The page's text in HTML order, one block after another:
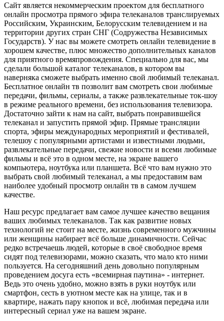
Сайт является некоммерческим проектом для бесплатного
онлайн просмотра прямого эфира телеканалов транслируемых
Российским, Украинским, Белорусским телевидением и на
территории других стран СНГ (Содружества Независимых
Государств). У нас вы можете смотреть онлайн телевидение в
хорошем качестве, плюс множество дополнительных каналов
для приятного времяпровождения. Специально для вас, мы
сделали большой каталог телеканалов, в котором вы
наверняка сможете выбрать именно свой любимый телеканал.
Бесплатное онлайн тв позволит вам смотреть свои любимые
передачи, фильмы, сериалы, а также развлекательные ток-шоу
в режиме реального времени, без использования телевизора.
Достаточно зайти к нам на сайт, выбрать понравившейся
телеканал и запустить прямой эфир. Прямые трансляции
спорта, эфиры международных мероприятий и фестивалей,
телешоу с популярными артистами и известными людьми,
развлекательные передачи, свежие новости и всеми любимые
фильмы и всё это в одном месте, на экране вашего
компьютера, ноутбука или планшета. Всё что вам нужно это
выбрать свой любимый телеканал, а мы предоставим вам
наиболее удобный просмотр онлайн тв в самом лучшем
качестве.
Наш ресурс предлагает вам самое лучшее качество вещания
ваших любимых телеканалов. Так как развитие новых
технологий не стоит на месте, жизнь современного мужчины
или женщины набирает всё больше динамичности. Сейчас
редко встречаешь людей, которые в своё свободное время
сидят под телевизорами, можно сказать, что мало кто ними
пользуется. На сегодняшний день довольно популярным
проведением досуга есть «всемирная паутина» - интернет.
Ведь это очень удобно, можно взять в руки ноутбук или
смартфон, сесть в уютном месте как на улице, так и в
квартире, нажать пару кнопок и всё, любимая передача или
интересный сериал уже на вашем экране.